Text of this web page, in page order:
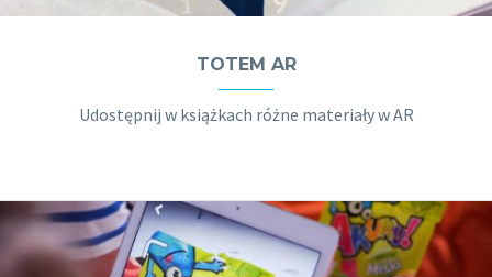
TOTEM AR
Udostępnij w książkach różne materiały w AR